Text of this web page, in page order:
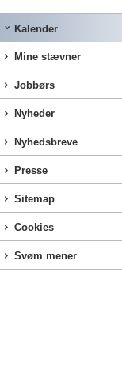
Kalender
Mine stævner
Jobbørs
Nyheder
Nyhedsbreve
Presse
Sitemap
Cookies
Svøm mener